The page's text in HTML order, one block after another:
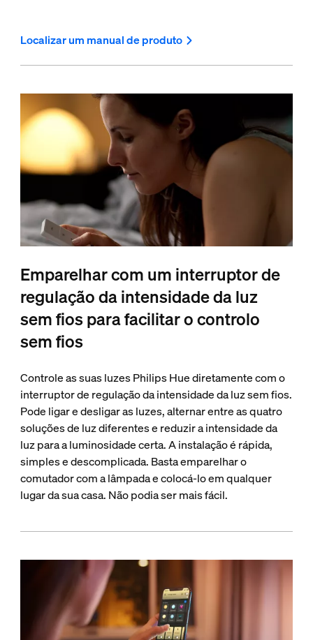
Localizar um manual de produto
Emparelhar com um interruptor de
regulação da intensidade da luz
sem fios para facilitar o controlo
sem fios
Controle as suas luzes Philips Hue diretamente com o
interruptor de regulação da intensidade da luz sem fios.
Pode ligar e desligar as luzes, alternar entre as quatro
soluções de luz diferentes e reduzir a intensidade da
luz para a luminosidade certa. A instalação é rápida,
simples e descomplicada. Basta emparelhar o
comutador com a lâmpada e colocá-lo em qualquer
lugar da sua casa. Não podia ser mais fácil.